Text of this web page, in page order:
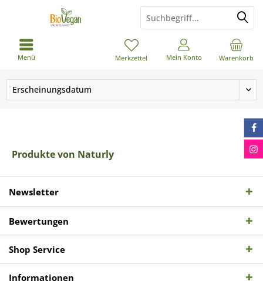
Warenkorb
Merkzettel Mein Konto
Menü
Produkte von Naturly
Newsletter
Bewertungen
Shop Service
Informationen